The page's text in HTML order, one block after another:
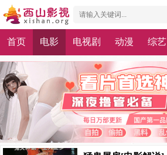
首页 电影 电视剧 动漫 综艺